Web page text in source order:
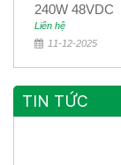
240W 48VDC
Liên hệ
11-12-2025
TIN TỨC